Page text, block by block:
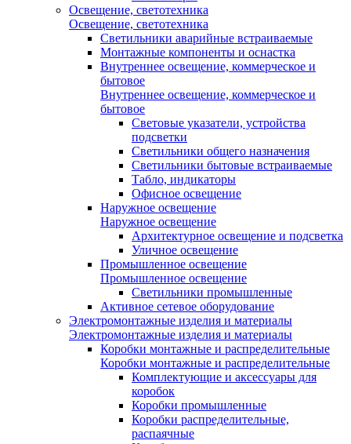
Освещение, светотехника
Освещение, светотехника
Светильники аварийные встраиваемые
Монтажные компоненты и оснастка
Внутреннее освещение, коммерческое и
бытовое
Внутреннее освещение, коммерческое и
бытовое
Световые указатели, устройства
подсветки
Светильники общего назначения
Светильники бытовые встраиваемые
Табло, индикаторы
Офисное освещение
Наружное освещение
Наружное освещение
Архитектурное освещение и подсветка
Уличное освещение
Промышленное освещение
Промышленное освещение
Светильники промышленные
Активное сетевое оборудование
Электромонтажные изделия и материалы
Электромонтажные изделия и материалы
Коробки монтажные и распределительные
Коробки монтажные и распределительные
Комплектующие и аксессуары для
коробок
Коробки промышленные
Коробки распределительные,
распаячные